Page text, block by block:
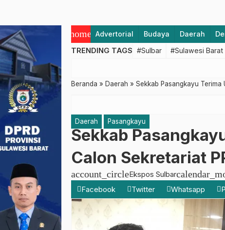
home Advertorial Budaya Daerah
TRENDING TAGS #Sulbar #Sulawesi Barat
Beranda » Daerah » Sekkab Pasangkayu Terima
Daerah Pasangkayu
Sekkab
Calon Sekretariat
account_circleEkspos Sulbar
Facebook
Twitter Whatsapp